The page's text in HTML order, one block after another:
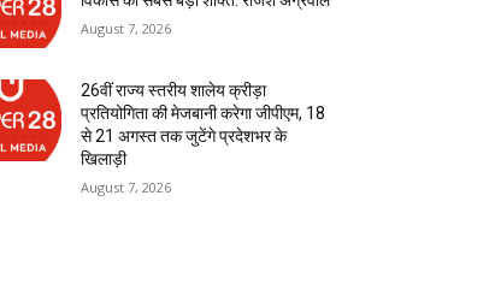
August 7, 2026
26वीं राज्य स्तरीय शालेय क्रीड़ा
प्रतियोगिता की मेजबानी करेगा जीपीएम, 18
से 21 अगस्त तक जुटेंगे प्रदेशभर के
खिलाड़ी
August 7, 2026